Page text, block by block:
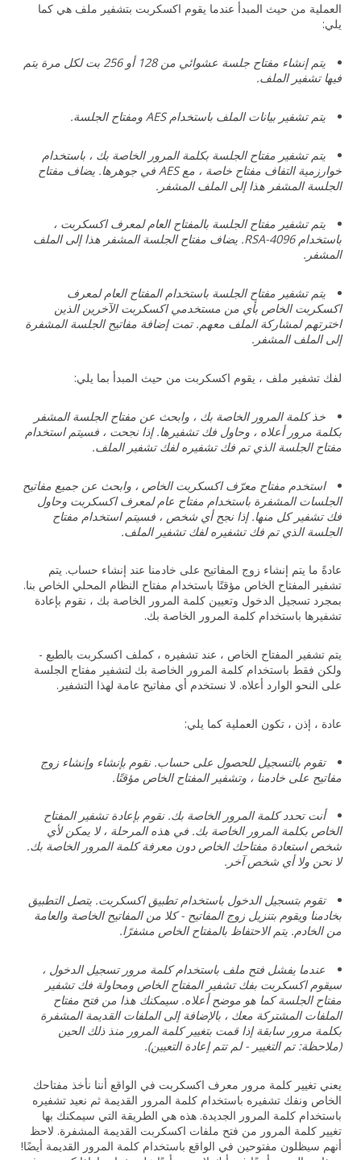
العملية من حيث المبدأ عندما يقوم اكسكربت بتشفير ملف هي كما
يلي:
يتم إنشاء مفتاح جلسة عشوائي من 128 أو 256 بت لكل مرة يتم
فيها تشفير الملف.
يتم تشفير بيانات الملف باستخدام AES ومفتاح الجلسة.
يتم تشفير مفتاح الجلسة بكلمة المرور الخاصة بك ، باستخدام
خوارزمية التفاف مفتاح خاصة ، مع AES في جوهرها. يضاف مفتاح
الجلسة المشفر هذا إلى الملف المشفر.
يتم تشفير مفتاح الجلسة بالمفتاح العام لمعرف اكسكربت ،
باستخدام RSA-4096. يضاف مفتاح الجلسة المشفر هذا إلى الملف
المشفر.
يتم تشفير مفتاح الجلسة باستخدام المفتاح العام لمعرف
اكسكربت الخاص بأي من مستخدمي اكسكربت الآخرين الذين
اخترتهم لمشاركة الملف معهم. تمت إضافة مفاتيح الجلسة المشفرة
إلى الملف المشفر.
لفك تشفير ملف ، يقوم اكسكربت من حيث المبدأ بما يلي:
خذ كلمة المرور الخاصة بك ، وابحث عن مفتاح الجلسة المشفر
بكلمة مرور أعلاه ، وحاول فك تشفيرها. إذا نجحت ، فسيتم استخدام
مفتاح الجلسة الذي تم فك تشفيره لفك تشفير الملف.
استخدم مفتاح معرّف اكسكربت الخاص ، وابحث عن جميع مفاتيح
الجلسات المشفرة باستخدام مفتاح عام لمعرف اكسكربت وحاول
فك تشفير كل منها. إذا نجح أي شخص ، فسيتم استخدام مفتاح
الجلسة الذي تم فك تشفيره لفك تشفير الملف.
عادةً ما يتم إنشاء زوج المفاتيح على خادمنا عند إنشاء حساب. يتم
تشفير المفتاح الخاص مؤقتًا باستخدام مفتاح النظام المحلي الخاص بنا.
بمجرد تسجيل الدخول وتعيين كلمة المرور الخاصة بك ، نقوم بإعادة
تشفيرها باستخدام كلمة المرور الخاصة بك.
يتم تشفير المفتاح الخاص ، عند تشفيره ، كملف اكسكربت بالطبع -
ولكن فقط باستخدام كلمة المرور الخاصة بك لتشفير مفتاح الجلسة
على النحو الوارد أعلاه. لا نستخدم أي مفاتيح عامة لهذا التشفير.
عادة ، إذن ، تكون العملية كما يلي:
تقوم بالتسجيل للحصول على حساب. نقوم بإنشاء وإنشاء زوج
مفاتيح على خادمنا ، وتشفير المفتاح الخاص مؤقتًا.
أنت تحدد كلمة المرور الخاصة بك. نقوم بإعادة تشفير المفتاح
الخاص بكلمة المرور الخاصة بك. في هذه المرحلة ، لا يمكن لأي
شخص استعادة مفتاحك الخاص دون معرفة كلمة المرور الخاصة بك.
لا نحن ولا أي شخص آخر.
تقوم بتسجيل الدخول باستخدام تطبيق اكسكربت. يتصل التطبيق
بخادمنا ويقوم بتنزيل زوج المفاتيح - كلا من المفاتيح الخاصة والعامة
من الخادم. يتم الاحتفاظ بالمفتاح الخاص مشفرًا.
عندما يفشل فتح ملف باستخدام كلمة مرور تسجيل الدخول ،
سيقوم اكسكربت بفك تشفير المفتاح الخاص ومحاولة فك تشفير
مفتاح الجلسة كما هو موضح أعلاه. سيمكنك هذا من فتح مفتاح
الملفات المشتركة معك ، بالإضافة إلى الملفات القديمة المشفرة
بكلمة مرور سابقة إذا قمت بتغيير كلمة المرور منذ ذلك الحين
(ملاحظة: تم التغيير - لم تتم إعادة التعيين).
يعني تغيير كلمة مرور معرف اكسكربت في الواقع أننا نأخذ مفتاحك
الخاص ونفك تشفيره باستخدام كلمة المرور القديمة ثم نعيد تشفيره
باستخدام كلمة المرور الجديدة. هذه هي الطريقة التي سيمكنك بها
تغيير كلمة المرور من فتح ملفات اكسكربت القديمة المشفرة. لاحظ
أنهم سيظلون مفتوحين في الواقع باستخدام كلمة المرور القديمة أيضًا!